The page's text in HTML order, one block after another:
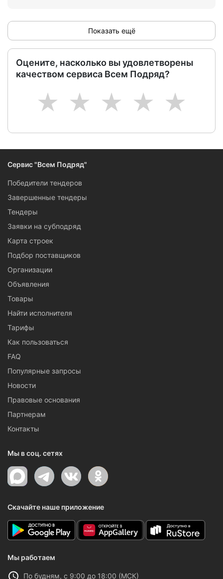
Показать ещё
Оцените, насколько вы удовлетворены
качеством сервиса Всем Подряд?
5
4
3
2
1
Сервис "Всем Подряд"
Победители тендеров
Завершенные тендеры
Тендеры
Заявки на субподряд
Карта строек
Подбор поставщиков
Организации
Объявления
Товары
Найти исполнителя
Тарифы
Как пользоваться
FAQ
Популярные запросы
Новости
Правовые основания
Партнерам
Контакты
Мы в соц. сетях
Скачайте наше приложение
Мы работаем
По будням, с 9:00 до 18:00 (МСК)